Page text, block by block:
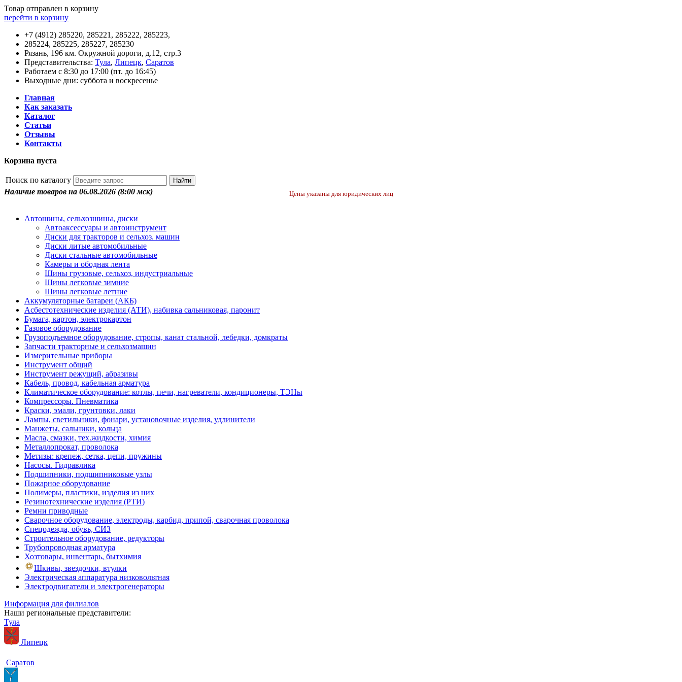
Товар отправлен в корзину
перейти в корзину
+7 (4912) 285220, 285221, 285222, 285223,
285224, 285225, 285227, 285230
Рязань, 196 км. Окружной дороги, д.12, стр.3
Представительства: Тула, Липецк, Саратов
Работаем с 8:30 до 17:00 (пт. до 16:45)
Выходные дни: суббота и воскресенье
Главная
Как заказать
Каталог
Статьи
Отзывы
Контакты
Корзина пуста
Поиск по каталогу
Наличие товаров на 06.08.2026 (8:00 мск) Цены указаны для юридических лиц
Автошины, сельхозшины, диски
Автоаксессуары и автоинструмент
Диски для тракторов и сельхоз. машин
Диски литые автомобильные
Диски стальные автомобильные
Камеры и ободная лента
Шины грузовые, сельхоз, индустриальные
Шины легковые зимние
Шины легковые летние
Аккумуляторные батареи (АКБ)
Асбестотехнические изделия (АТИ), набивка сальниковая, паронит
Бумага, картон, электрокартон
Газовое оборудование
Грузоподъемное оборудование, стропы, канат стальной, лебедки, домкраты
Запчасти тракторные и сельхозмашин
Измерительные приборы
Инструмент общий
Инструмент режущий, абразивы
Кабель, провод, кабельная арматура
Климатическое оборудование: котлы, печи, нагреватели, кондиционеры, ТЭНы
Компрессоры. Пневматика
Краски, эмали, грунтовки, лаки
Лампы, светильники, фонари, установочные изделия, удлинители
Манжеты, сальники, кольца
Масла, смазки, тех.жидкости, химия
Металлопрокат, проволока
Метизы: крепеж, сетка, цепи, пружины
Насосы. Гидравлика
Подшипники, подшипниковые узлы
Пожарное оборудование
Полимеры, пластики, изделия из них
Резинотехнические изделия (РТИ)
Ремни приводные
Сварочное оборудование, электроды, карбид, припой, сварочная проволока
Спецодежда, обувь, СИЗ
Строительное оборудование, редукторы
Трубопроводная арматура
Хозтовары, инвентарь, бытхимия
Шкивы, звездочки, втулки
Электрическая аппаратура низковольтная
Электродвигатели и электрогенераторы
Информация для филиалов
Наши региональные представители:
Тула
Липецк
Саратов